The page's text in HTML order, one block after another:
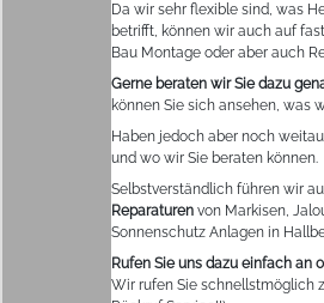
Da wir sehr flexible sind, was
betrifft, können wir auch auf
Bau Montage oder aber auch
Gerne beraten wir Sie dazu
können Sie sich ansehen, was
Haben jedoch aber noch
und wo wir Sie beraten können.
Selbstverständlich führen wir
Reparaturen von Markisen,
Sonnenschutz Anlagen in
Rufen Sie uns dazu einfach an
Wir rufen Sie schnellstmöglich